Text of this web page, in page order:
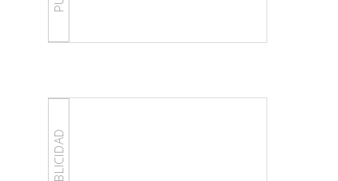
PUBLICIDAD